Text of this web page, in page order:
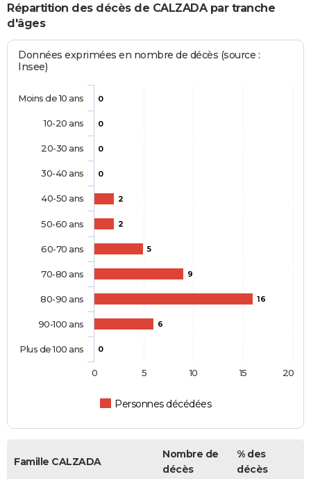
Répartition des décès de CALZADA par tranche
d'âges
Données exprimées en nombre de décès (source :
Insee)
0
0
0
0
2
2
5
9
16
6
0
Personnes décédées
Moins de 10 ans
10-20 ans
20-30 ans
30-40 ans
40-50 ans
50-60 ans
60-70 ans
70-80 ans
80-90 ans
90-100 ans
Plus de 100 ans
0 5 10 15 20
Famille CALZADA
Nombre de
décès
% des
décès